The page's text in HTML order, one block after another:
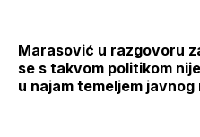
Marasović u razgovoru
se s takvom politikom
u najam temeljem